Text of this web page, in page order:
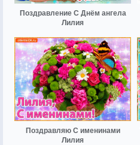
Поздравление С Днём ангела
Лилия
Поздравляю С именинами
Лилия